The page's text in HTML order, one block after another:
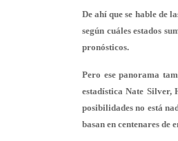
De ahí que se hable de
según cuáles estados
pronósticos.
Pero ese panorama
estadística Nate Silver,
posibilidades no está
basan en centenares de